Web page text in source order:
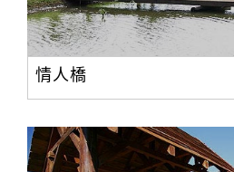
情人橋